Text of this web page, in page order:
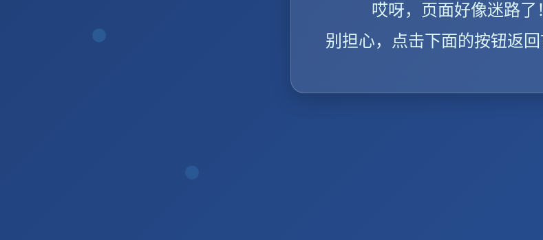
哎呀，页面好像迷路了
别担心，点击下面的按钮返